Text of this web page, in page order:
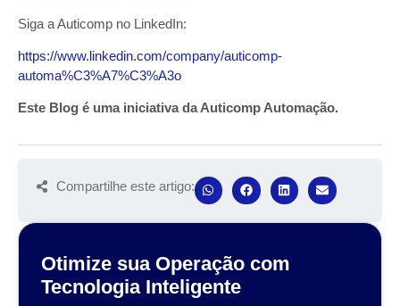
Siga a Auticomp no LinkedIn:
https://www.linkedin.com/company/auticomp-
automa%C3%A7%C3%A3o
Este Blog é uma iniciativa da Auticomp Automação.
Compartilhe este artigo:
Otimize sua Operação com
Tecnologia Inteligente